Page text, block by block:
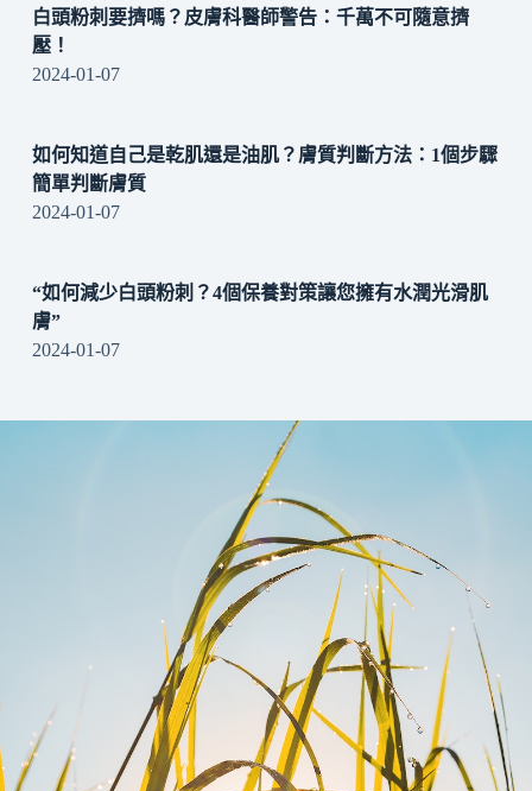
白頭粉刺要擠嗎？皮膚科醫師警告：千萬不可隨意擠
壓！
2024-01-07
如何知道自己是乾肌還是油肌？膚質判斷方法：1個步驟
簡單判斷膚質
2024-01-07
“如何減少白頭粉刺？4個保養對策讓您擁有水潤光滑肌
膚”
2024-01-07